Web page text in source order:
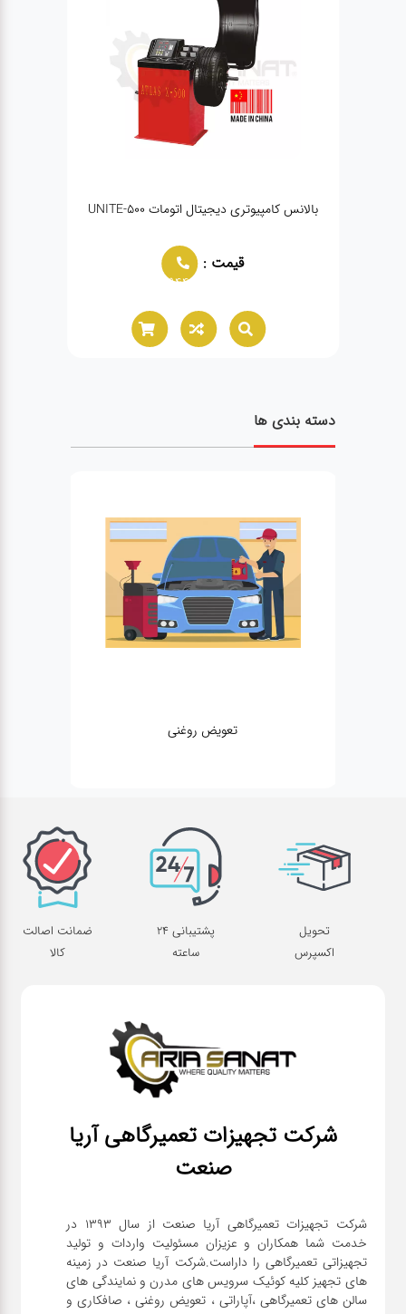
بالانس کامپیوتری دیجیتال اتومات UNITE-500
قیمت :
02166021944
دسته بندی ها
تعویض روغنی
تحویل
اکسپرس
پشتیبانی 24
ساعته
ضمانت اصالت
کالا
شرکت تجهیزات تعمیرگاهی آریا
صنعت
شرکت تجهیزات تعمیرگاهی آریا صنعت از سال ۱۳۹۳ در
خدمت شما همکاران و عزیزان مسئولیت واردات و تولید
تجهیزاتی تعمیرگاهی را داراست.شرکت آریا صنعت در زمینه
های تجهیز کلیه کوئیک سرویس های مدرن و نمایندگی های
سالن های تعمیرگاهی ،آپاراتی ، تعویض روغنی ، صافکاری و